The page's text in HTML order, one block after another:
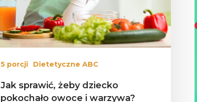
5 porcji Dietetyczne ABC
Jak sprawić, żeby dziecko
pokochało owoce i warzywa?